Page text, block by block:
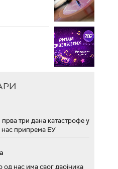
три дана катастрофе у
нас припрема ЕУ
од нас има свог двојника